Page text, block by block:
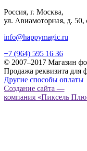
Россия, г. Москва,
ул. Авиамоторная, д. 50,
info@happymagic.ru
+7 (964) 595 16 36
© 2007–2017 Магазин
Продажа реквизита для
Другие способы оплаты
Создание сайта —
компания «Пиксель